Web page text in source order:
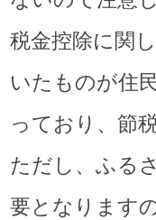
税金控除に関
いたものが住
っており、節
ただし、ふる
要となります